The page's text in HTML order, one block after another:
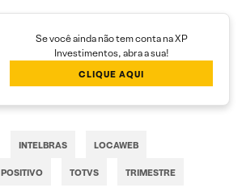
Se você ainda não tem conta na XP
Investimentos, abra a sua!
CLIQUE AQUI
INTELBRAS LOCAWEB
POSITIVO TOTVS TRIMESTRE